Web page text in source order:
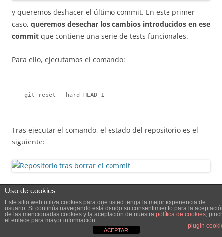
y queremos deshacer el último commit. En este primer
caso, queremos desechar los cambios introducidos en ese
commit que contiene una serie de tests funcionales.
Para ello, ejecutamos el comando:
git reset --hard HEAD~1
Tras ejecutar el comando, el estado del repositorio es el
siguiente:
Como podéis ver, el commit 600cc08 ha desaparecido que
era lo que queríamos. Además, la rama activa se ha
desplazado un commit hacia abajo y nuestro área de
trabajo ha quedado en el estado del commit 6eb9f2d. Los
Uso de cookies
Este sitio web utiliza cookies para que usted tenga la mejor experiencia de
usuario. Si continúa navegando está dando su consentimiento para la
de las mencionadas cookies y la aceptación de nuestra política de cookies,
el enlace para mayor información.
plugin
ACEPTAR